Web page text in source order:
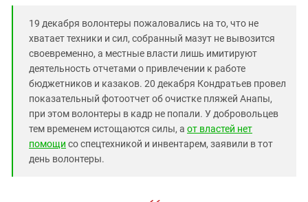
19 декабря волонтеры пожаловались на то, что не
хватает техники и сил, собранный мазут не вывозится
своевременно, а местные власти лишь имитируют
деятельность отчетами о привлечении к работе
бюджетников и казаков. 20 декабря Кондратьев провел
показательный фотоотчет об очистке пляжей Анапы,
при этом волонтеры в кадр не попали. У добровольцев
тем временем истощаются силы, а от властей нет
помощи со спецтехникой и инвентарем, заявили в тот
день волонтеры.